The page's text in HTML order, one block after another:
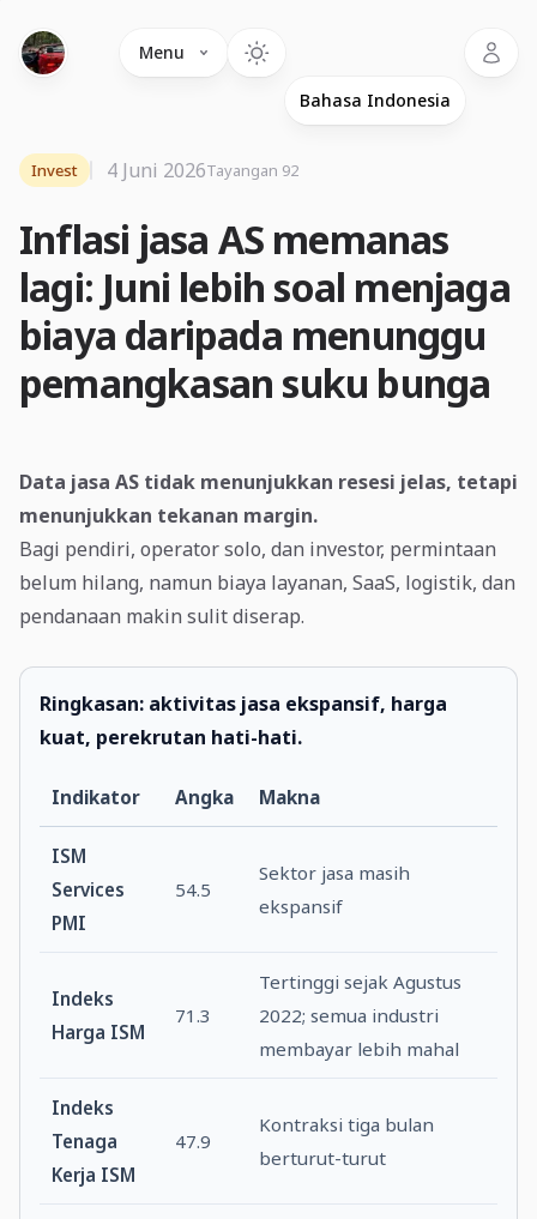
Menu
Inflasi jasa AS memanas
lagi: Juni lebih soal menjaga
biaya daripada menunggu
pemangkasan suku bunga
Invest 4 Juni 2026Tayangan 92
Data jasa AS tidak menunjukkan resesi jelas, tetapi
menunjukkan tekanan margin.
Bagi pendiri, operator solo, dan investor, permintaan
belum hilang, namun biaya layanan, SaaS, logistik, dan
pendanaan makin sulit diserap.
Ringkasan: aktivitas jasa ekspansif, harga
kuat, perekrutan hati-hati.
Indikator Angka Makna
ISM
Services
PMI
54.5
Sektor jasa masih
ekspansif
Indeks
Harga ISM
71.3
Tertinggi sejak Agustus
2022; semua industri
membayar lebih mahal
Indeks
Tenaga
Kerja ISM
47.9
Kontraksi tiga bulan
berturut-turut